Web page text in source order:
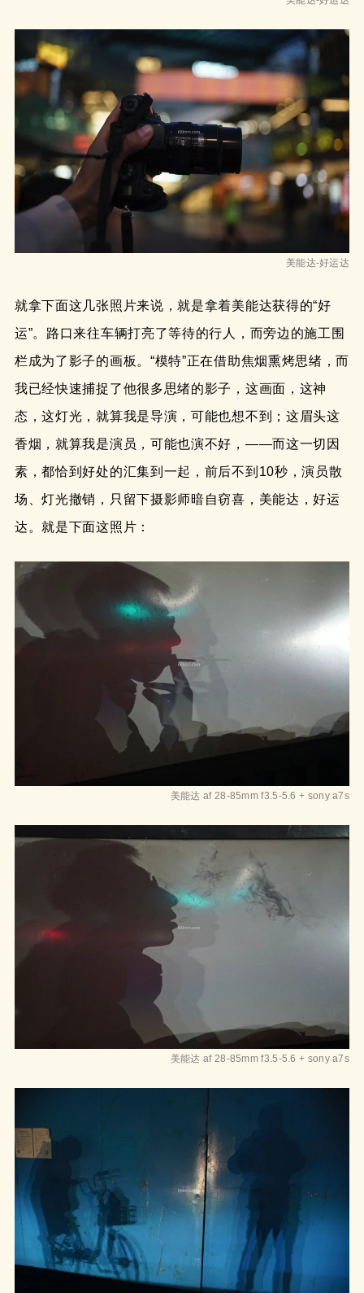
美能达-好运达
就拿下面这几张照片来说，就是拿着美能达获得的“好
运”。路口来往车辆打亮了等待的行人，而旁边的施工围
栏成为了影子的画板。“模特”正在借助焦烟熏烤思绪，而
我已经快速捕捉了他很多思绪的影子，这画面，这神
态，这灯光，就算我是导演，可能也想不到；这眉头这
香烟，就算我是演员，可能也演不好，——而这一切因
素，都恰到好处的汇集到一起，前后不到10秒，演员散
场、灯光撤销，只留下摄影师暗自窃喜，美能达，好运
达。就是下面这照片：
美能达 af 28-85mm f3.5-5.6 + sony a7s
美能达 af 28-85mm f3.5-5.6 + sony a7s